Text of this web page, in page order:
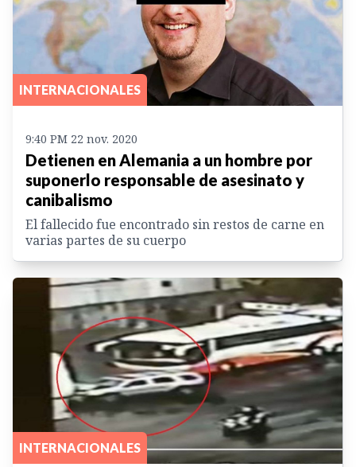
INTERNACIONALES
9:40 PM 22 nov. 2020
Detienen en Alemania a un hombre por
suponerlo responsable de asesinato y
canibalismo
El fallecido fue encontrado sin restos de carne en
varias partes de su cuerpo
INTERNACIONALES